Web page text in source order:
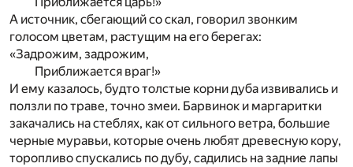
А источник, сбегающий со скал, говорил звонким
голосом цветам, растущим на его берегах:
«Задрожим, задрожим,
Приближается враг!»
И ему казалось, будто толстые корни дуба извивались и
ползли по траве, точно змеи. Барвинок и маргаритки
закачались на стеблях, как от сильного ветра, большие
черные муравьи, которые очень любят древесную кору,
торопливо спускались по дубу, садились на задние лапы